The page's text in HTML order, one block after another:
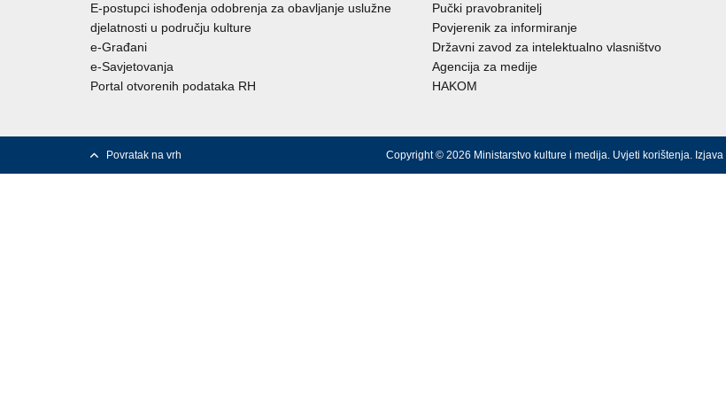
E-postupci ishođenja odobrenja za obavljanje uslužne
djelatnosti u području kulture
e-Građani
e-Savjetovanja
Portal otvorenih podataka RH
Pučki pravobranitelj
Povjerenik za informiranje
Državni zavod za intelektualno vlasništvo
Agencija za medije
HAKOM
Povratak na vrh Copyright © 2026 Ministarstvo kulture i medija. Uvjeti korištenja.